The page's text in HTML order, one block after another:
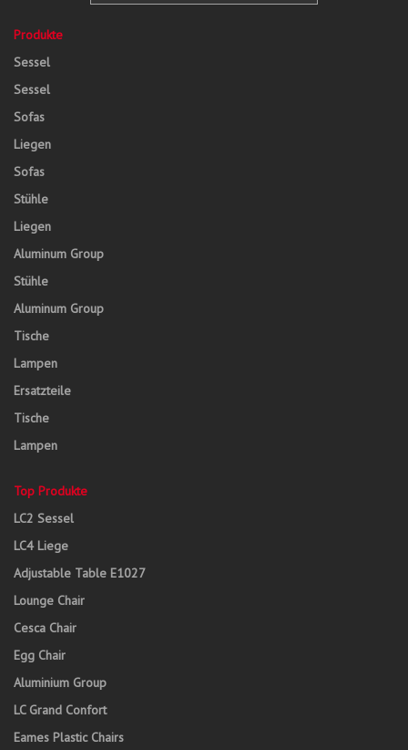
Produkte
Sessel
Sessel
Sofas
Liegen
Sofas
Stühle
Liegen
Aluminum Group
Stühle
Aluminum Group
Tische
Lampen
Ersatzteile
Tische
Lampen
Top Produkte
LC2 Sessel
LC4 Liege
Adjustable Table E1027
Lounge Chair
Cesca Chair
Egg Chair
Aluminium Group
LC Grand Confort
Eames Plastic Chairs